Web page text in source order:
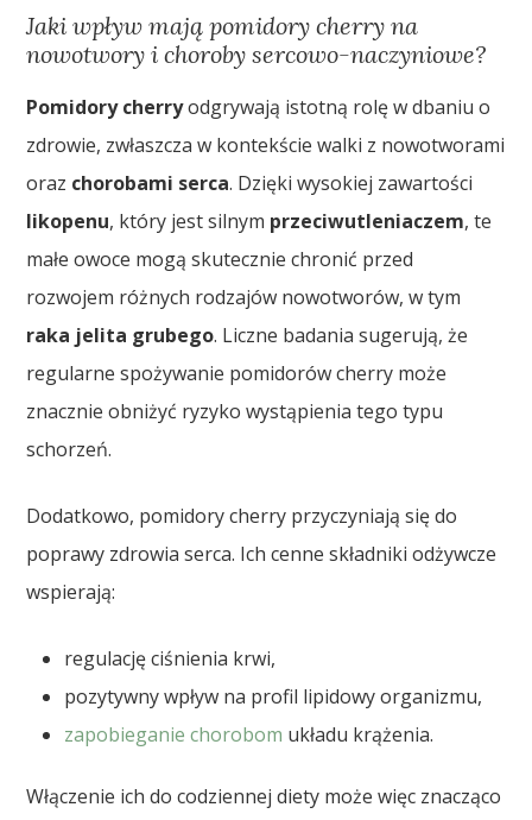
Jaki wpływ mają pomidory cherry na
nowotwory i choroby sercowo-naczyniowe?
Pomidory cherryodgrywają istotną rolę w dbaniu o
zdrowie, zwłaszcza w kontekście walki z nowotworami
oraz chorobami serca. Dzięki wysokiej zawartości
likopenu, który jest silnym przeciwutleniaczem, te
małe owoce mogą skutecznie chronić przed
rozwojem różnych rodzajów nowotworów, w tym
raka jelita grubego. Liczne badania sugerują, że
regularne spożywanie pomidorów cherry może
znacznie obniżyć ryzyko wystąpienia tego typu
schorzeń.
Dodatkowo, pomidory cherry przyczyniają się do
poprawy zdrowia serca. Ich cenne składniki odżywcze
wspierają:
regulację ciśnienia krwi,
pozytywny wpływ na profil lipidowy organizmu,
zapobieganie chorobom układu krążenia.
Włączenie ich do codziennej diety może więc znacząco